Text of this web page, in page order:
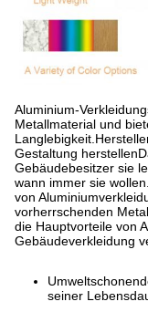
Aluminium-
Metallmaterial und
Gestaltung
Gebäudebesitzer sie
wann immer sie
von
vorherrschenden
die Hauptvorteile von
Gebäudeverkleidung
seiner